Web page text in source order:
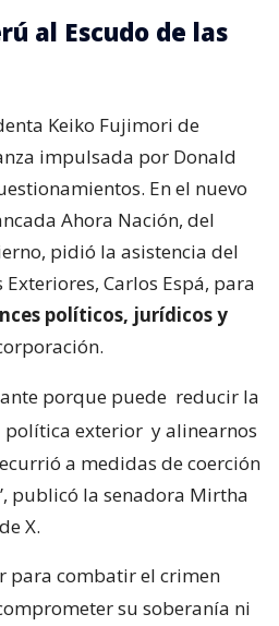
al Escudo de las
Keiko Fujimori de
impulsada por Donald
En el nuevo
Ahora Nación, del
pidió la asistencia del
Carlos Espá, para
políticos, jurídicos y
porque puede reducir la
política exterior y alinearnos
a medidas de coerción
publicó la senadora Mirtha
X.
para combatir el crimen
su soberanía ni